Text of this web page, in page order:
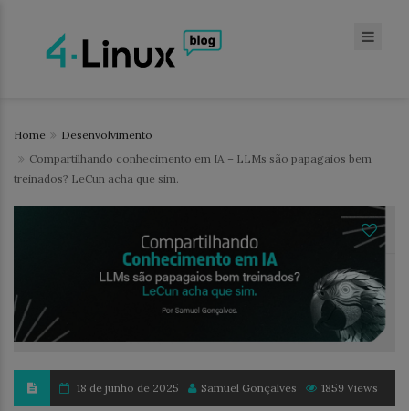
Home
Desenvolvimento
Compartilhando conhecimento em IA – LLMs são papagaios bem
treinados? LeCun acha que sim.
18 de junho de 2025 Samuel Gonçalves 1859 Views